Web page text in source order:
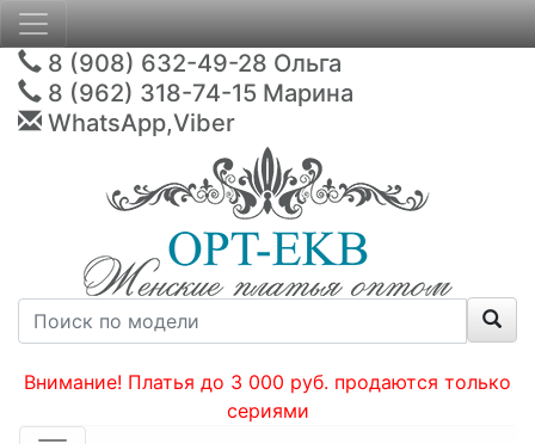
8 (908) 632-49-28 Ольга
8 (962) 318-74-15 Марина
WhatsApp,Viber
Внимание! Платья до 3 000 руб. продаются только
сериями